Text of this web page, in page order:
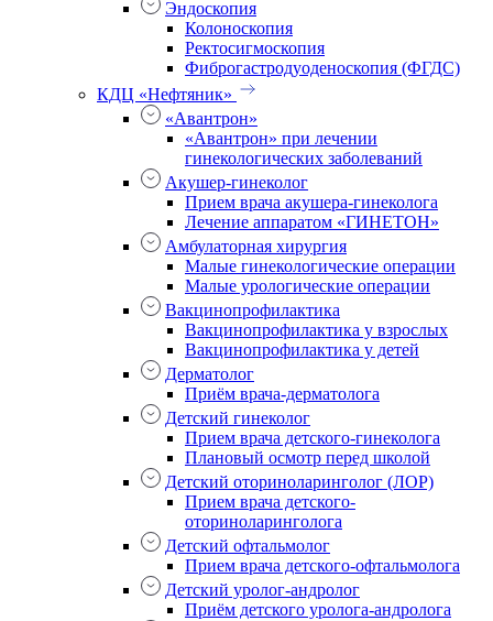
Эндоскопия
Колоноскопия
Ректосигмоскопия
Фиброгастродуоденоскопия (ФГДС)
КДЦ «Нефтяник»
«Авантрон»
«Авантрон» при лечении
гинекологических заболеваний
Акушер-гинеколог
Прием врача акушера-гинеколога
Лечение аппаратом «ГИНЕТОН»
Амбулаторная хирургия
Малые гинекологические операции
Малые урологические операции
Вакцинопрофилактика
Вакцинопрофилактика у взрослых
Вакцинопрофилактика у детей
Дерматолог
Приём врача-дерматолога
Детский гинеколог
Прием врача детского-гинеколога
Плановый осмотр перед школой
Детский оториноларинголог (ЛОР)
Прием врача детского-
оториноларинголога
Детский офтальмолог
Прием врача детского-офтальмолога
Детский уролог-андролог
Приём детского уролога-андролога